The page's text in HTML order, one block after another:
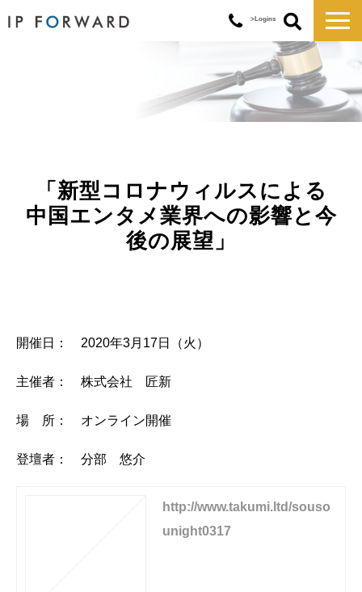
>Logins
対応実績
企業情報
「新型コロナウィルスによる
中国エンタメ業界への影響と今
後の展望」
開催日： 2020年3月17日（火）
主催者： 株式会社 匠新
場 所： オンライン開催
登壇者： 分部 悠介
http://www.takumi.ltd/souso
unight0317